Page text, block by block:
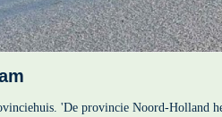
'De provincie Noord-Holland